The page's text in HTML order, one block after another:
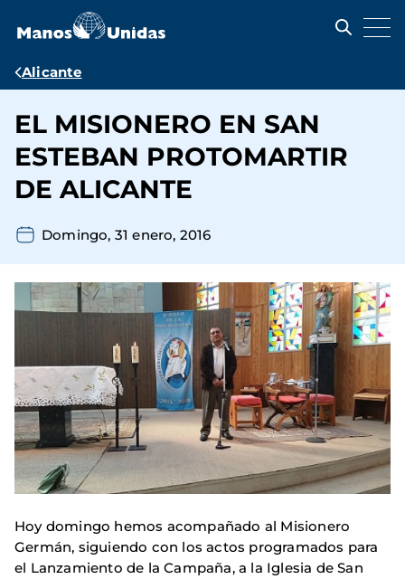
contenido
Ruta
navegación
Alicante
EL MISIONERO EN SAN
ESTEBAN PROTOMARTIR
DE ALICANTE
Domingo, 31 enero, 2016
Hoy domingo hemos acompañado al Misionero
Germán, siguiendo con los actos programados para
el Lanzamiento de la Campaña, a la Iglesia de San